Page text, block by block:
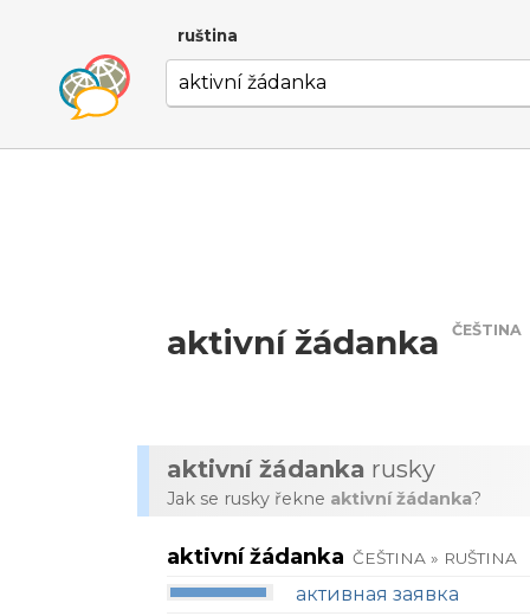
ruština
aktivní žádanka ČEŠTINA
aktivní žádanka rusky
Jak se rusky řekne aktivní žádanka?
aktivní žádanka ČEŠTINA » RUŠTINA
активная заявка